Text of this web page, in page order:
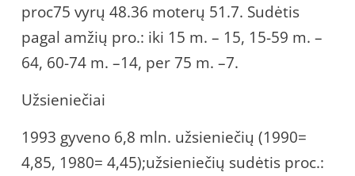
proc75 vyrų 48.36 moterų 51.7. Sudėtis
pagal amžių pro.: iki 15 m. – 15, 15-59 m. –
64, 60-74 m. –14, per 75 m. –7.
Užsieniečiai
1993 gyveno 6,8 mln. užsieniečių (1990=
4,85, 1980= 4,45);užsieniečių sudėtis proc.: